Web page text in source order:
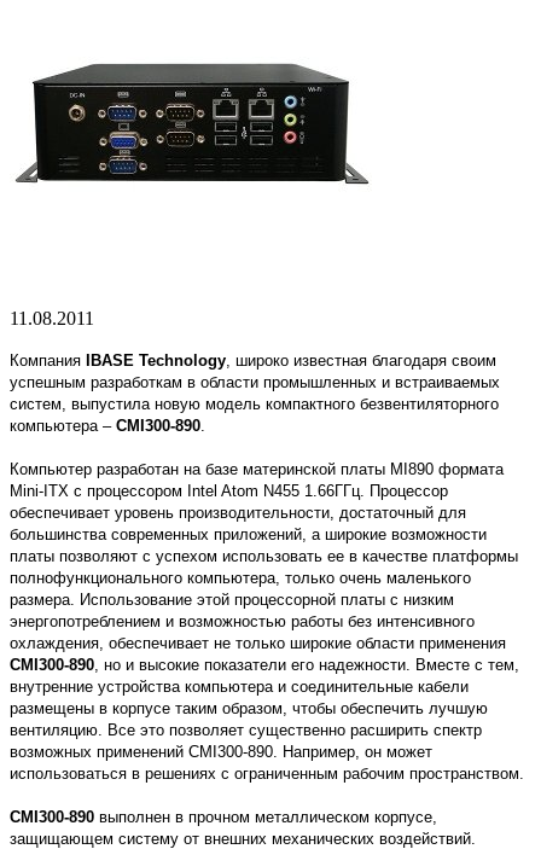
11.08.2011
Компания IBASE Technology , широко известная благодаря своим
успешным разработкам в области промышленных и встраиваемых
систем, выпустила новую модель компактного безвентиляторного
компьютера – CMI300-890
Компьютер разработан на базе материнской платы MI890 формата
Mini-ITX с процессором Intel Atom N455 1.66ГГц. Процессор
обеспечивает уровень производительности, достаточный для
большинства современных приложений, а широкие возможности
платы позволяют с успехом использовать ее в качестве платформы
полнофункционального компьютера, только очень маленького
размера. Использование этой процессорной платы с низким
энергопотреблением и возможностью работы без интенсивного
охлаждения, обеспечивает не только широкие области применения
CMI300-890 , но и высокие показатели его надежности. Вместе с тем,
внутренние устройства компьютера и соединительные кабели
размещены в корпусе таким образом, чтобы обеспечить лучшую
вентиляцию. Все это позволяет существенно расширить спектр
возможных применений CMI300-890. Например, он может
использоваться в решениях с ограниченным рабочим пространством.
CMI300-890 выполнен в прочном металлическом корпусе,
защищающем систему от внешних механических воздействий.